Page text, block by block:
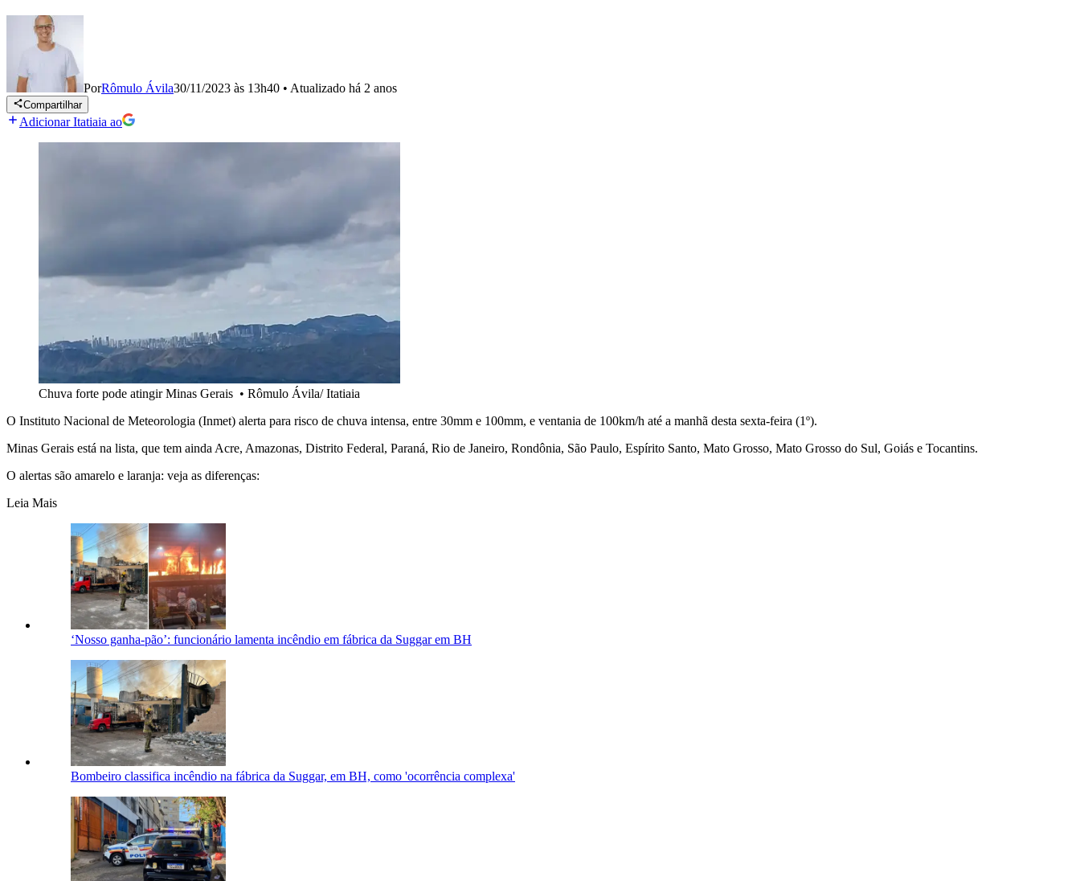
PorRômulo Ávila30/11/2023 às 13h40 • Atualizado há 2 anos
Compartilhar
Adicionar Itatiaia ao
Chuva forte pode atingir Minas Gerais • Rômulo Ávila/ Itatiaia
O Instituto Nacional de Meteorologia (Inmet) alerta para risco de chuva intensa, entre 30mm e 100mm, e ventania de 100km/h até a manhã desta sexta-feira (1º).
Minas Gerais está na lista, que tem ainda Acre, Amazonas, Distrito Federal, Paraná, Rio de Janeiro, Rondônia, São Paulo, Espírito Santo, Mato Grosso, Mato Grosso do Sul, Goiás e Tocantins.
O alertas são amarelo e laranja: veja as diferenças:
Leia Mais
‘Nosso ganha-pão’: funcionário lamenta incêndio em fábrica da Suggar em BH
Bombeiro classifica incêndio na fábrica da Suggar, em BH, como 'ocorrência complexa'